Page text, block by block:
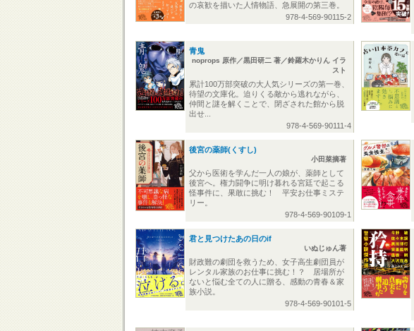
の哀歓を描いた人情物語、急展開の第三巻。
978-4-569-90115-2
青鬼
noprops 原作／黒田研二 著／鈴羅木かりん イラ
スト
累計100万部突破の大人気シリーズの第一巻、
待望の文庫化。迫りくる敵から逃れながら、
仲間と謎を解くことで、閉ざされた館から脱
出せ...
978-4-569-90111-4
後宮の薬師(くすし)
小田菜摘著
父から医術を学んだ一人の娘が、薬師として
後宮へ。権力闘争に明け暮れる宮廷で起こる
怪事件に、果敢に挑む！ 平安お仕事ミステ
リー。
978-4-569-90109-1
君と見つけたあの日のif
いぬじゅん著
財政難の劇団を救うため、女子高生劇団員が
レンタル家族のお仕事に挑む！？ 居場所が
ないと悩む全ての人に贈る、感動の青春＆家
族小説。
978-4-569-90101-5